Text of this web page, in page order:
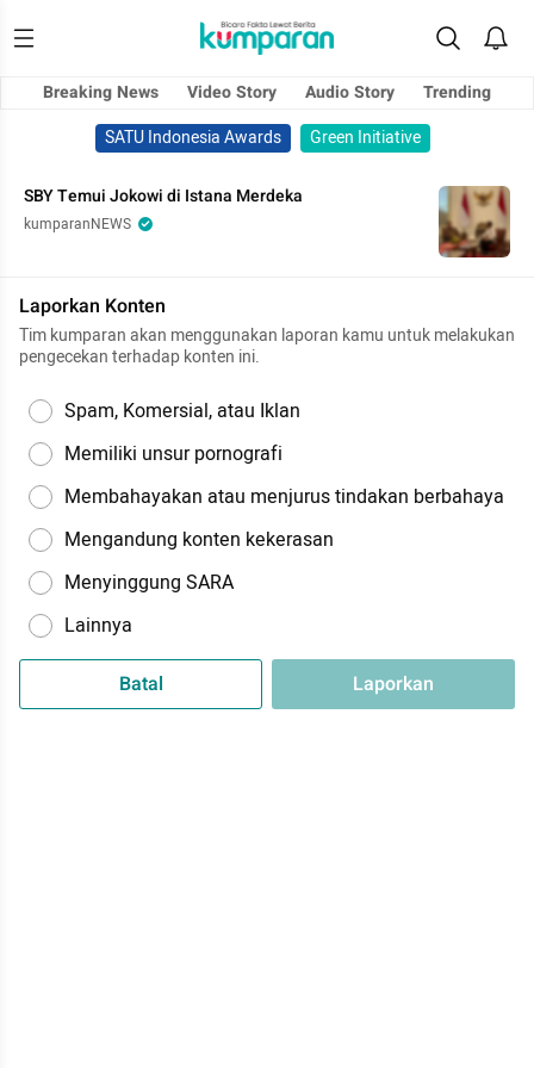
Breaking News Video Story Audio Story
Trending
SATU Indonesia Awards
Green Initiative
SBY Temui Jokowi di Istana Merdeka
kumparanNEWS
Laporkan Konten
Tim kumparan akan menggunakan laporan kamu untuk melakukan
pengecekan terhadap konten ini.
Spam, Komersial, atau Iklan
Memiliki unsur pornografi
Membahayakan atau menjurus tindakan berbahaya
Mengandung konten kekerasan
Menyinggung SARA
Lainnya
Batal Laporkan